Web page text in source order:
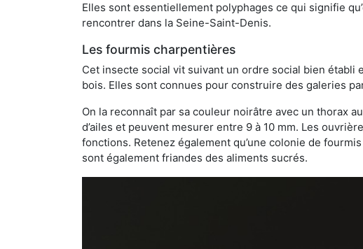
Elles sont essentiellement polyphages ce qui signifie
rencontrer dans la Seine-Saint-Denis.
Les fourmis charpentières
Cet insecte social vit suivant un ordre social bien
bois. Elles sont connues pour construire des galeries
On la reconnaît par sa couleur noirâtre avec un thorax
d’ailes et peuvent mesurer entre 9 à 10 mm. Les
fonctions. Retenez également qu’une colonie de
sont également friandes des aliments sucrés.